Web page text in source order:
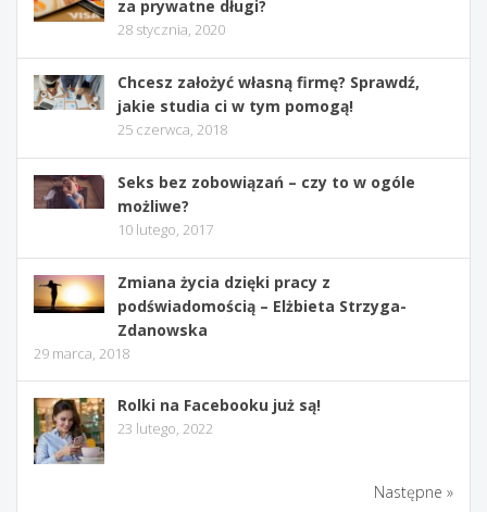
za prywatne długi?
28 stycznia, 2020
Chcesz założyć własną firmę? Sprawdź,
jakie studia ci w tym pomogą!
25 czerwca, 2018
Seks bez zobowiązań – czy to w ogóle
możliwe?
10 lutego, 2017
Zmiana życia dzięki pracy z
podświadomością – Elżbieta Strzyga-
Zdanowska
29 marca, 2018
Rolki na Facebooku już są!
23 lutego, 2022
Następne »